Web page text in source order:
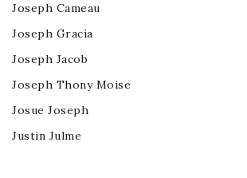
Joseph Cameau
Joseph Gracia
Joseph Jacob
Joseph Thony Moise
Josue Joseph
Justin Julme